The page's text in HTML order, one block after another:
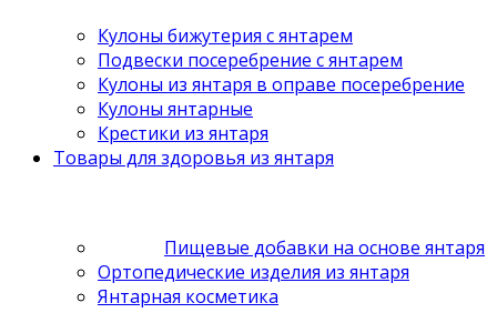
Кулоны бижутерия с янтарем
Подвески посеребрение с янтарем
Кулоны из янтаря в оправе посеребрение
Кулоны янтарные
Крестики из янтаря
Товары для здоровья из янтаря
Пищевые добавки на основе янтаря
Ортопедические изделия из янтаря
Янтарная косметика